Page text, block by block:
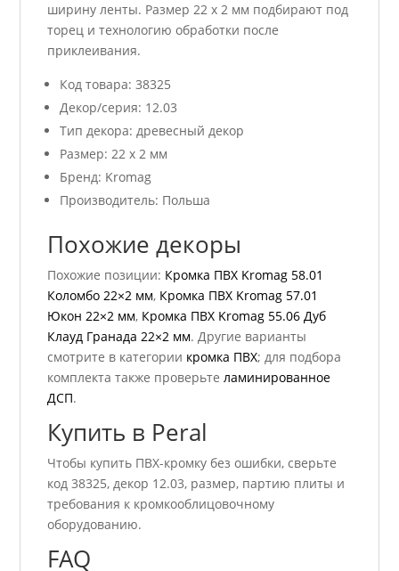
ширину ленты. Размер 22 x 2 мм подбирают под
торец и технологию обработки после
приклеивания.
Код товара: 38325
Декор/серия: 12.03
Тип декора: древесный декор
Размер: 22 x 2 мм
Бренд: Kromag
Производитель: Польша
Похожие декоры
Похожие позиции: Кромка ПВХ Kromag 58.01
Коломбо 22×2 мм, Кромка ПВХ Kromag 57.01
Юкон 22×2 мм, Кромка ПВХ Kromag 55.06 Дуб
Клауд Гранада 22×2 мм. Другие варианты
смотрите в категории кромка ПВХ; для подбора
комплекта также проверьтеламинированное
ДСП.
Купить в Peral
Чтобы купить ПВХ-кромку без ошибки, сверьте
код 38325, декор 12.03, размер, партию плиты и
требования к кромкооблицовочному
оборудованию.
FAQ